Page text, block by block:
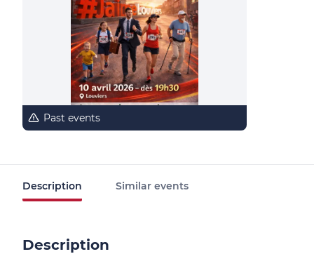
Past events
Description Similar events
Description